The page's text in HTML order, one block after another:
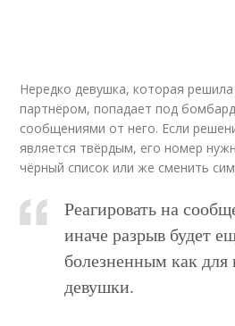
Нередко девушка, которая
партнёром, попадает под
сообщениями от него. Если
является твёрдым, его номер
чёрный список или же сменить
Реагировать на
иначе разрыв будет
болезненным как для
девушки.